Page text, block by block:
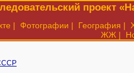
проект
| Фотографии | География |
ЖЖ |